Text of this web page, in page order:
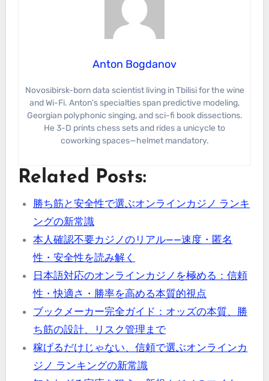
Anton Bogdanov
Novosibirsk-born data scientist living in Tbilisi for the wine
and Wi-Fi. Anton’s specialties span predictive modeling,
Georgian polyphonic singing, and sci-fi book dissections.
He 3-D prints chess sets and rides a unicycle to
coworking spaces—helmet mandatory.
Related Posts:
勝ち筋と安全性で選ぶオンラインカジノ ランキ
ングの新常識
本人確認不要カジノのリアル——速度・匿名
性・安全性を読み解く
日本語対応のオンラインカジノを極める：信頼
性・快適さ・勝率を高める本質的視点
ブックメーカー完全ガイド：オッズの本質、勝
ち筋の設計、リスク管理まで
稼げるだけじゃない、信頼で選ぶオンラインカ
ジノ ランキングの新常識